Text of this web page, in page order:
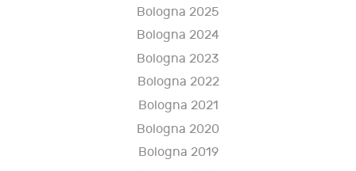
Bologna 2025
Bologna 2024
Bologna 2023
Bologna 2022
Bologna 2021
Bologna 2020
Bologna 2019